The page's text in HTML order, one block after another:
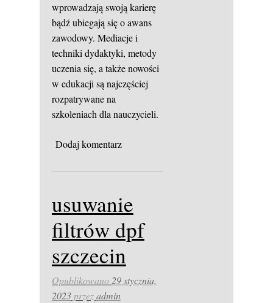
wprowadzają swoją karierę
bądź ubiegają się o awans
zawodowy. Mediacje i
techniki dydaktyki, metody
uczenia się, a także nowości
w edukacji są najczęściej
rozpatrywane na
szkoleniach dla nauczycieli.
Dodaj komentarz
usuwanie
filtrów dpf
szczecin
Opublikowano 29 stycznia,
2023przezadmin